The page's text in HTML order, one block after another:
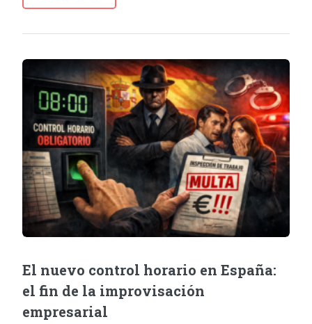
El nuevo control horario en España:
el fin de la improvisación
empresarial